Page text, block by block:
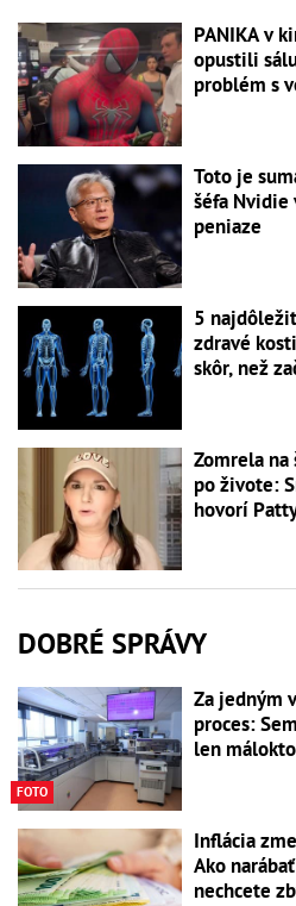
PANIKA v
opustili
problém s
Toto je
šéfa
peniaze
5
zdravé
skôr, než
Zomrela
po živote:
hovorí
DOBRÉ SPRÁVY
FOTO
Za jedným
proces:
len málokto
Inflácia
Ako
nechcete